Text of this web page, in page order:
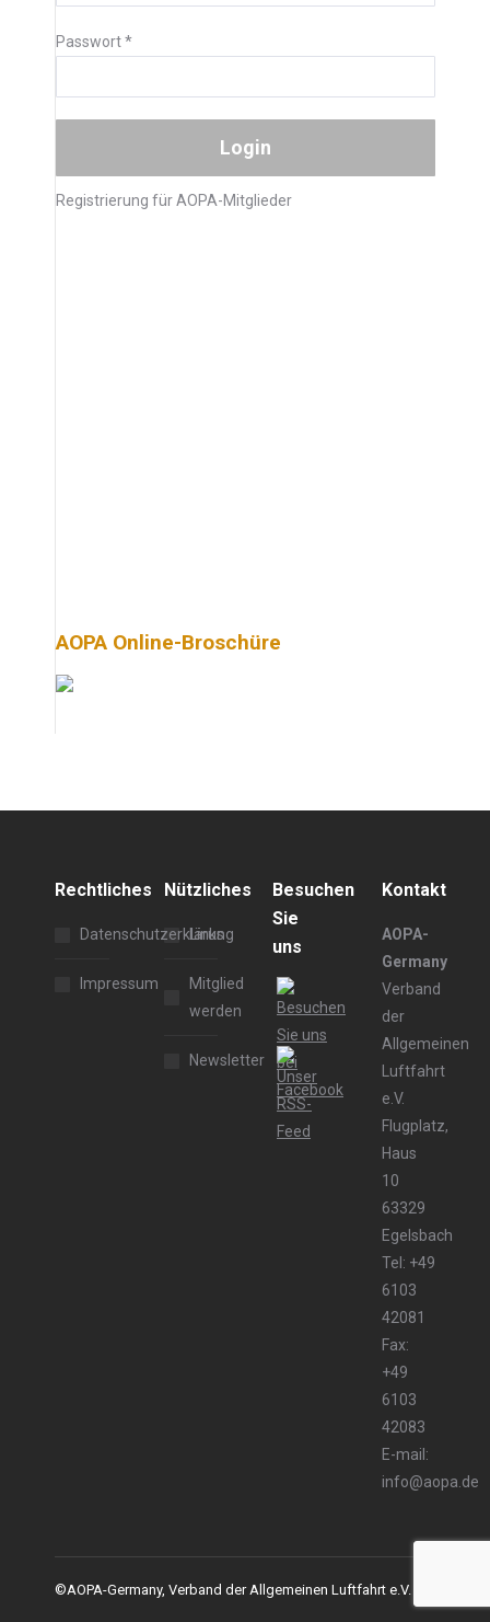
Passwort*
Registrierung für AOPA-Mitglieder
AOPA Online-Broschüre
Rechtliches
Datenschutzerklärung
Impressum
Nützliches
Links
Mitglied
werden
Newsletter
Besuchen
Sie
uns
Kontakt
AOPA-
Germany
Verband
der
Allgemeinen
Luftfahrt
e.V.
Flugplatz,
Haus
10
63329
Egelsbach
Tel: +49
6103
42081
Fax:
+49
6103
42083
E-mail:
info@aopa.de
©AOPA-Germany, Verband der Allgemeinen Luftfahrt e.V.